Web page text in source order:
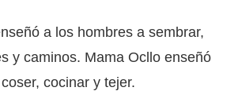
a los hombres a sembrar,
y caminos. Mama Ocllo enseñó
cocinar y tejer.